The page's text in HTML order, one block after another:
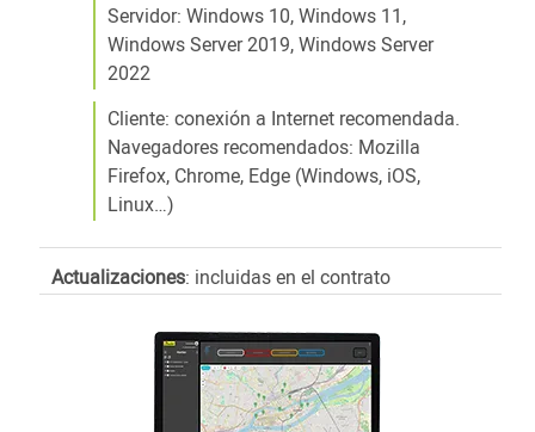
Servidor: Windows 10, Windows 11,
Windows Server 2019, Windows Server
2022
Cliente: conexión a Internet recomendada.
Navegadores recomendados: Mozilla
Firefox, Chrome, Edge (Windows, iOS,
Linux…)
Actualizaciones: incluidas en el contrato